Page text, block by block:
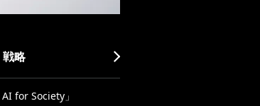
略
for Society」